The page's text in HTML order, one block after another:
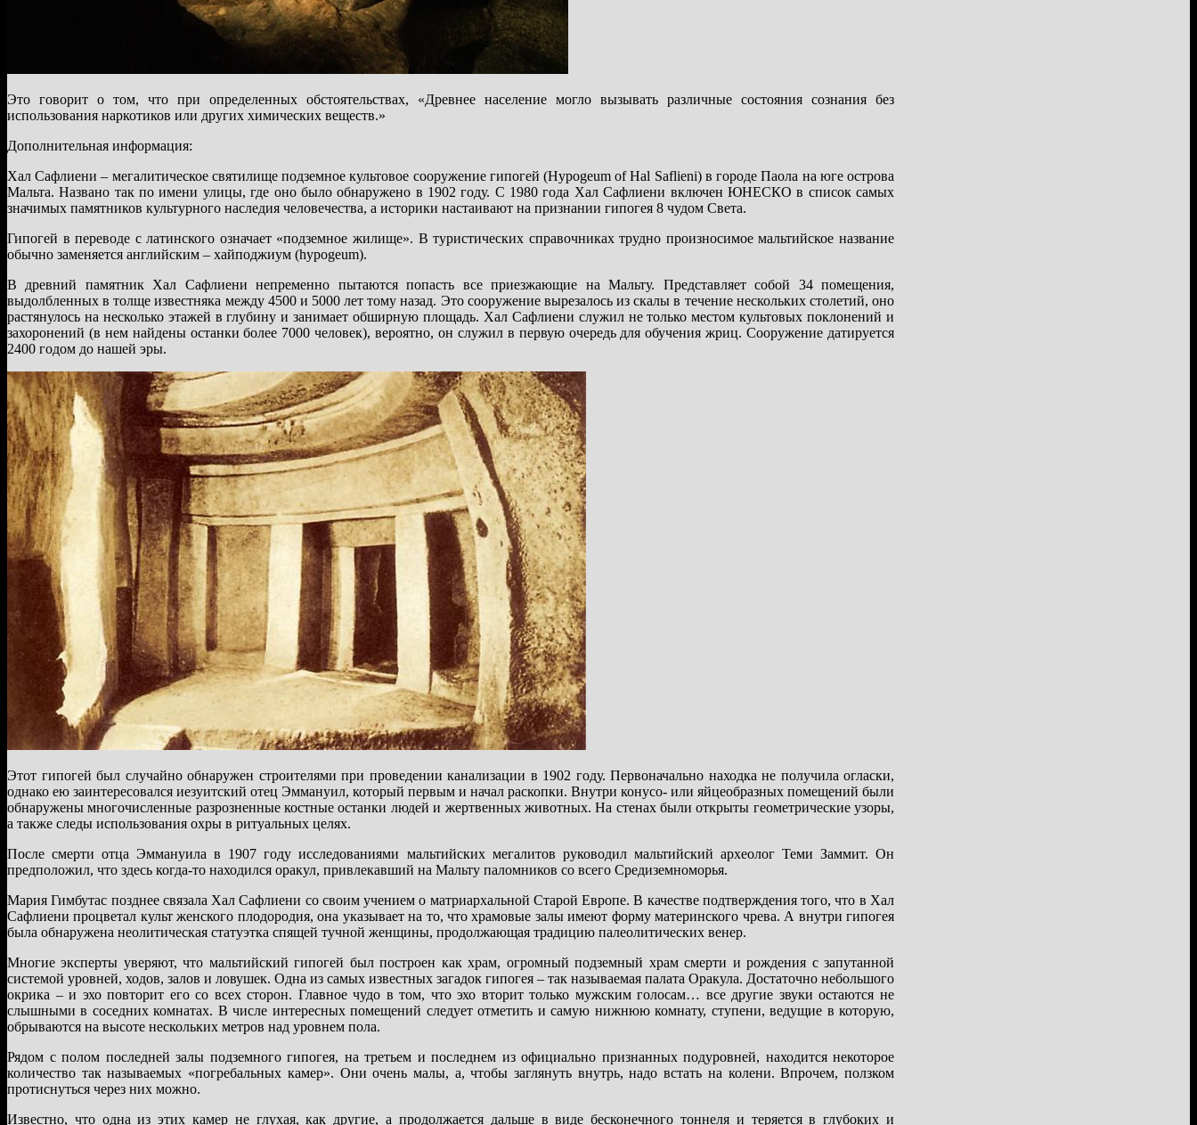
Это говорит о том, что при определенных обстоятельствах, «Древнее население могло вызывать различные состояния сознания без
использования наркотиков или других химических веществ.»
Дополнительная информация:
Хал Сафлиени – мегалитическое святилище подземное культовое сооружение гипогей (Hypogeum of Hal Saflieni) в городе Паола на юге острова
Мальта. Названо так по имени улицы, где оно было обнаружено в 1902 году. С 1980 года Хал Сафлиени включен ЮНЕСКО в список самых
значимых памятников культурного наследия человечества, а историки настаивают на признании гипогея 8 чудом Света.
Гипогей в переводе с латинского означает «подземное жилище». В туристических справочниках трудно произносимое мальтийское название
обычно заменяется английским – хайподжиум (hypogeum).
В древний памятник Хал Сафлиени непременно пытаются попасть все приезжающие на Мальту. Представляет собой 34 помещения,
выдолбленных в толще известняка между 4500 и 5000 лет тому назад. Это сооружение вырезалось из скалы в течение нескольких столетий, оно
растянулось на несколько этажей в глубину и занимает обширную площадь. Хал Сафлиени служил не только местом культовых поклонений и
захоронений (в нем найдены останки более 7000 человек), вероятно, он служил в первую очередь для обучения жриц. Cооружение датируется
2400 годом до нашей эры.
Этот гипогей был случайно обнаружен строителями при проведении канализации в 1902 году. Первоначально находка не получила огласки,
однако ею заинтересовался иезуитский отец Эммануил, который первым и начал раскопки. Внутри конусо- или яйцеобразных помещений были
обнаружены многочисленные разрозненные костные останки людей и жертвенных животных. На стенах были открыты геометрические узоры,
а также следы использования охры в ритуальных целях.
После смерти отца Эммануила в 1907 году исследованиями мальтийских мегалитов руководил мальтийский археолог Теми Заммит. Он
предположил, что здесь когда-то находился оракул, привлекавший на Мальту паломников со всего Средиземноморья.
Мария Гимбутас позднее связала Хал Сафлиени со своим учением о матриархальной Старой Европе. В качестве подтверждения того, что в Хал
Сафлиени процветал культ женского плодородия, она указывает на то, что храмовые залы имеют форму материнского чрева. А внутри гипогея
была обнаружена неолитическая статуэтка спящей тучной женщины, продолжающая традицию палеолитических венер.
Многие эксперты уверяют, что мальтийский гипогей был построен как храм, огромный подземный храм смерти и рождения с запутанной
системой уровней, ходов, залов и ловушек. Одна из самых известных загадок гипогея – так называемая палата Оракула. Достаточно небольшого
окрика – и эхо повторит его со всех сторон. Главное чудо в том, что эхо вторит только мужским голосам… все другие звуки остаются не
слышными в соседних комнатах. В числе интересных помещений следует отметить и самую нижнюю комнату, ступени, ведущие в которую,
обрываются на высоте нескольких метров над уровнем пола.
Рядом с полом последней залы подземного гипогея, на третьем и последнем из официально признанных подуровней, находится некоторое
количество так называемых «погребальных камер». Они очень малы, а, чтобы заглянуть внутрь, надо встать на колени. Впрочем, ползком
протиснуться через них можно.
Известно, что одна из этих камер не глухая, как другие, а продолжается дальше в виде бесконечного тоннеля и теряется в глубоких и